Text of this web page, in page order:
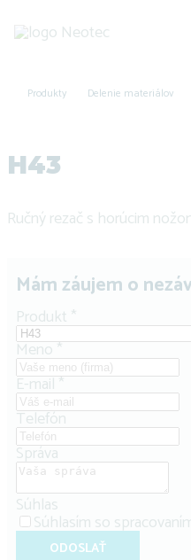
Produkty Delenie materiálov
H43
Ručný rezač s horúcim
Mám záujem o
Produkt *
Meno*
E-mail*
Telefón
Správa
Súhlas
Súhlasím so
ODOSLAŤ